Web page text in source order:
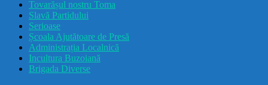
drăcușorulbuzoian
Tovarășul nostru Toma
Slavă Partidului
Serioase
Școala Ajutătoare de Presă
Administrația Localnică
Incultura Buzoiană
Brigada Diverse